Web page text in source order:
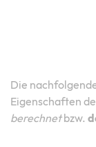
Die
Eigenschaften
berechnetbzw.